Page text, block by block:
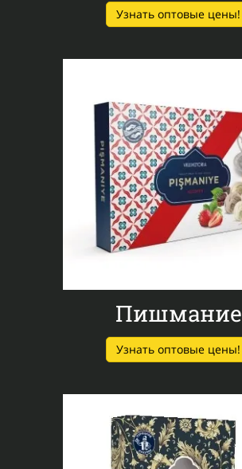
Узнать оптовые цены!
Пишмание
Узнать оптовые цены!